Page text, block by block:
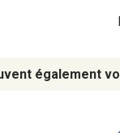
également